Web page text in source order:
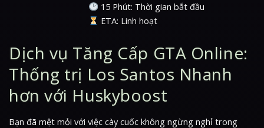
15 Phút: Thời gian bắt đầu
ETA: Linh hoạt
Dịch vụ Tăng Cấp GTA Online:
Thống trị Los Santos Nhanh
hơn với Huskyboost
Bạn đã mệt mỏi với việc cày cuốc không ngừng nghỉ trong